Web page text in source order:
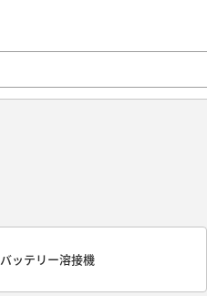
バッテリー溶接機